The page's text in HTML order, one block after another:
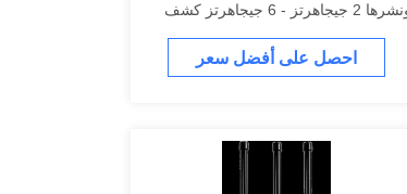
ونشرها 2 جيجاهرتز - 6 جيجاهرتز كشف
وتتبع الطائرات بدون طيار
احصل على أفضل سعر